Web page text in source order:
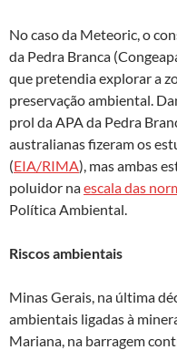
No caso da Meteoric, o
da Pedra Branca
que pretendia explorar a
preservação ambiental.
prol da APA da Pedra
australianas fizeram os
(EIA/RIMA), mas ambas
poluidor naescala das
Política Ambiental.
Riscos ambientais
Minas Gerais, na última
ambientais ligadas à
Mariana, na barragem